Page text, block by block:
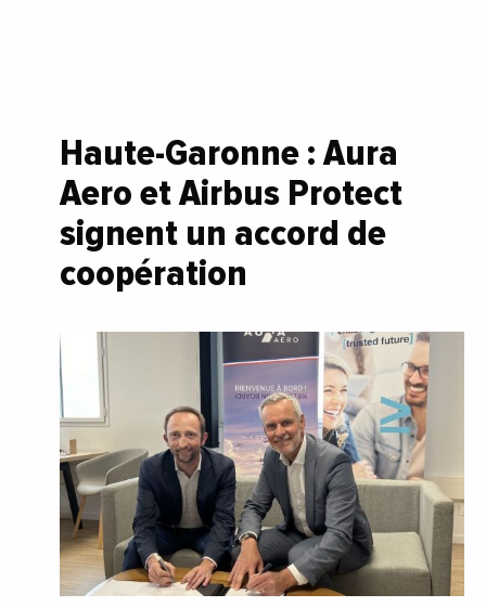
Haute-Garonne : Aura
Aero et Airbus Protect
signent un accord de
coopération